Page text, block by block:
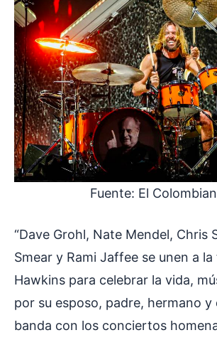
Fuente: El
“Dave Grohl, Nate Mendel, Chris
Smear y Rami Jaffee se unen a la
Hawkins para celebrar la vida,
por su esposo, padre, hermano
banda con los conciertos